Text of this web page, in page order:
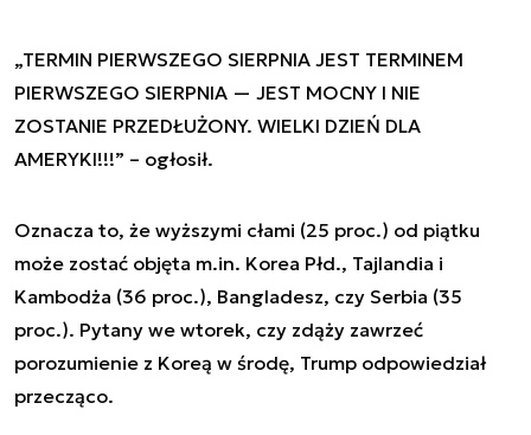
„TERMIN PIERWSZEGO SIERPNIA JEST TERMINEM
PIERWSZEGO SIERPNIA — JEST MOCNY I NIE
ZOSTANIE PRZEDŁUŻONY. WIELKI DZIEŃ DLA
AMERYKI!!!” – ogłosił.
Oznacza to, że wyższymi cłami (25 proc.) od piątku
może zostać objęta m.in. Korea Płd., Tajlandia i
Kambodża (36 proc.), Bangladesz, czy Serbia (35
proc.). Pytany we wtorek, czy zdąży zawrzeć
porozumienie z Koreą w środę, Trump odpowiedział
przecząco.